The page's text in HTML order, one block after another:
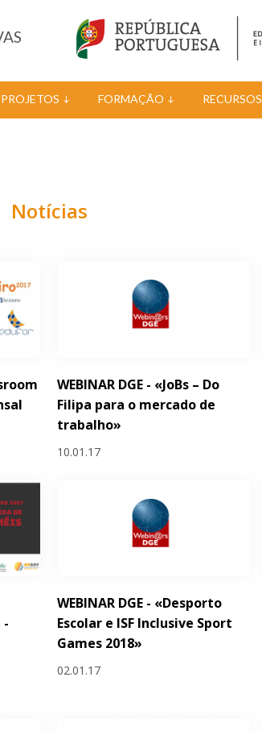
PROJETOS FORMAÇÃO RECURSOS
Notícias
WEBINAR DGE - «JoBs – Do
Filipa para o mercado de
trabalho»
10.01.17
-
WEBINAR DGE - «Desporto
Escolar e ISF Inclusive Sport
Games 2018»
02.01.17